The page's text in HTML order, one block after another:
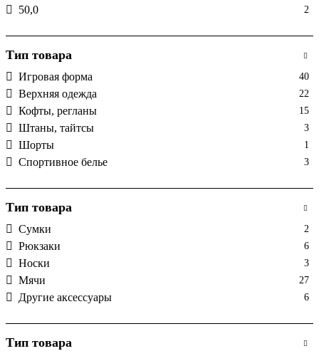
50,0 2
Тип товара
Игровая форма 40
Верхняя одежда 22
Кофты, регланы 15
Штаны, тайтсы 3
Шорты 1
Спортивное белье 3
Тип товара
Сумки 2
Рюкзаки 6
Носки 3
Мячи 27
Другие аксессуары 6
Тип товара